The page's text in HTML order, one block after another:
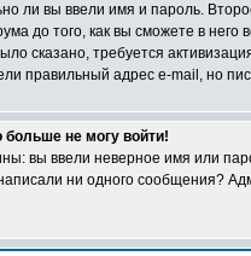
ли вы ввели имя и пароль.
до того, как вы сможете в
сказано, требуется
правильный адрес e-mail, но
больше не могу войти!
вы ввели неверное имя или
ни одного сообщения?